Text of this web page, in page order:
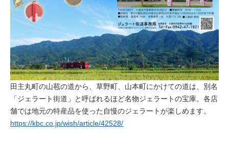
田主丸町の山苞の道から、草野町、山本町にかけての道は、別名
「ジェラート街道」と呼ばれるほど名物ジェラートの宝庫。各店
舗では地元の特産品を使った自慢のジェラートが楽しめます。
https://kbc.co.jp/wish/article/42528/